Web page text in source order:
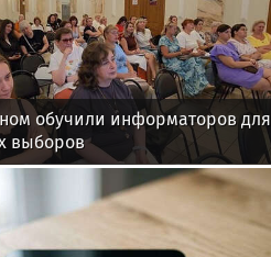
обучили информаторов для
выборов